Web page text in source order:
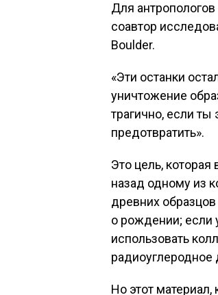
Для
соавтор
Boulder.
«Эти останки
уничтожение
трагично, если
предотвратить».
Это цель, которая
назад одному из
древних
о рождении; если
использовать
радиоуглеродное
Но этот